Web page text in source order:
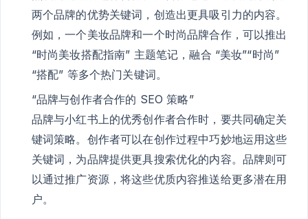
两个品牌的优势关键词，创造出更具吸引力的内容。
例如，一个美妆品牌和一个时尚品牌合作，可以推出
“时尚美妆搭配指南” 主题笔记，融合 “美妆”“时尚”
“搭配” 等多个热门关键词。
“品牌与创作者合作的 SEO 策略”
品牌与小红书上的优秀创作者合作时，要共同确定关
键词策略。创作者可以在创作过程中巧妙地运用这些
关键词，为品牌提供更具搜索优化的内容。品牌则可
以通过推广资源，将这些优质内容推送给更多潜在用
户。